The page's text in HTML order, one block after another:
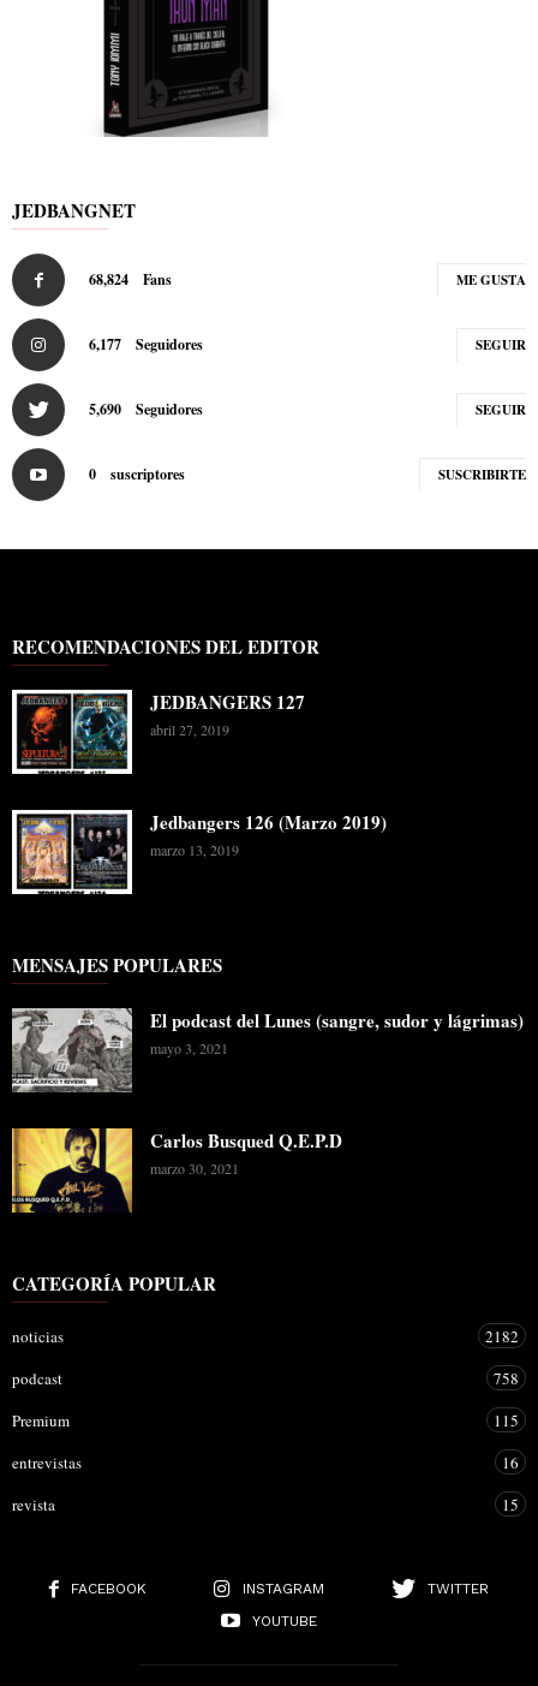
JEDBANGNET
68,824 Fans ME GUSTA
6,177 Seguidores SEGUIR
5,690 Seguidores SEGUIR
0 suscriptores SUSCRIBIRTE
RECOMENDACIONES DEL EDITOR
JEDBANGERS 127
abril 27, 2019
Jedbangers 126 (Marzo 2019)
marzo 13, 2019
MENSAJES POPULARES
El podcast del Lunes (sangre, sudor y lágrimas)
mayo 3, 2021
Carlos Busqued Q.E.P.D
marzo 30, 2021
CATEGORÍA POPULAR
noticias
2182
podcast
758
Premium
115
entrevistas
16
revista
15
FACEBOOK INSTAGRAM
TWITTER
YOUTUBE